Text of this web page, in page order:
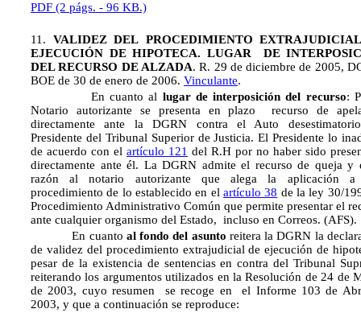
PDF (2 págs. - 96 KB.)
11. VALIDEZ DEL PROCEDIMIENTO
EJECUCIÓN DE HIPOTECA. LUGAR DE
DEL RECURSO DE ALZADA. R. 29 de diciembre de 2005,
BOE de 30 de enero de 2006. Vinculante.
En cuanto al lugar de interposición del recurso:
Notario autorizante se presenta en plazo recurso de
directamente ante la DGRN contra el Auto
Presidente del Tribunal Superior de Justicia. El Presidente lo
de acuerdo con el artículo 121 del R.H por no haber sido
directamente ante él. La DGRN admite el recurso de queja y
razón al notario autorizante que alega la aplicación a
procedimiento de lo establecido en el artículo 38 de la ley 30/
Procedimiento Administrativo Común que permite presentar el
ante cualquier organismo del Estado, incluso en Correos. (AFS).
En cuanto al fondo del asunto reitera la DGRN la
de validez del procedimiento extrajudicial de ejecución de
pesar de la existencia de sentencias en contra del Tribunal
reiterando los argumentos utilizados en la Resolución de 24 de
de 2003, cuyo resumen se recoge en el Informe 103 de
2003, y que a continuación se reproduce: